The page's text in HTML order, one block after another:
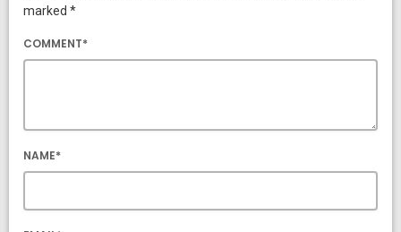
marked *
COMMENT*
NAME*